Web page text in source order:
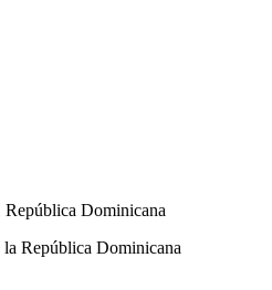
República Dominicana
República Dominicana